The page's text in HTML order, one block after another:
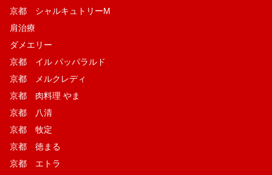
京都 シャルキュトリーM
肩治療
ダメエリー
京都 イル パッパラルド
京都 メルクレディ
京都 肉料理 やま
京都 八清
京都 牧定
京都 徳まる
京都 エトラ